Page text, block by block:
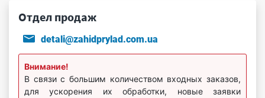
Отдел продаж
detali@zahidprylad.com.ua
Внимание!
В связи с большим количеством входных заказов,
для ускорения их обработки, новые заявки